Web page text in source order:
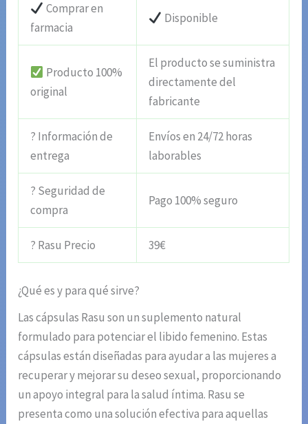
Comprar en
farmacia
Disponible
Producto 100%
original
El producto se suministra
directamente del
fabricante
? Información de
entrega
Envíos en 24/72 horas
laborables
? Seguridad de
compra
Pago 100% seguro
? Rasu Precio 39€
¿Qué es y para qué sirve?
Las cápsulas Rasu son un suplemento natural
formulado para potenciar el libido femenino. Estas
cápsulas están diseñadas para ayudar a las mujeres a
recuperar y mejorar su deseo sexual, proporcionando
un apoyo integral para la salud íntima. Rasu se
presenta como una solución efectiva para aquellas